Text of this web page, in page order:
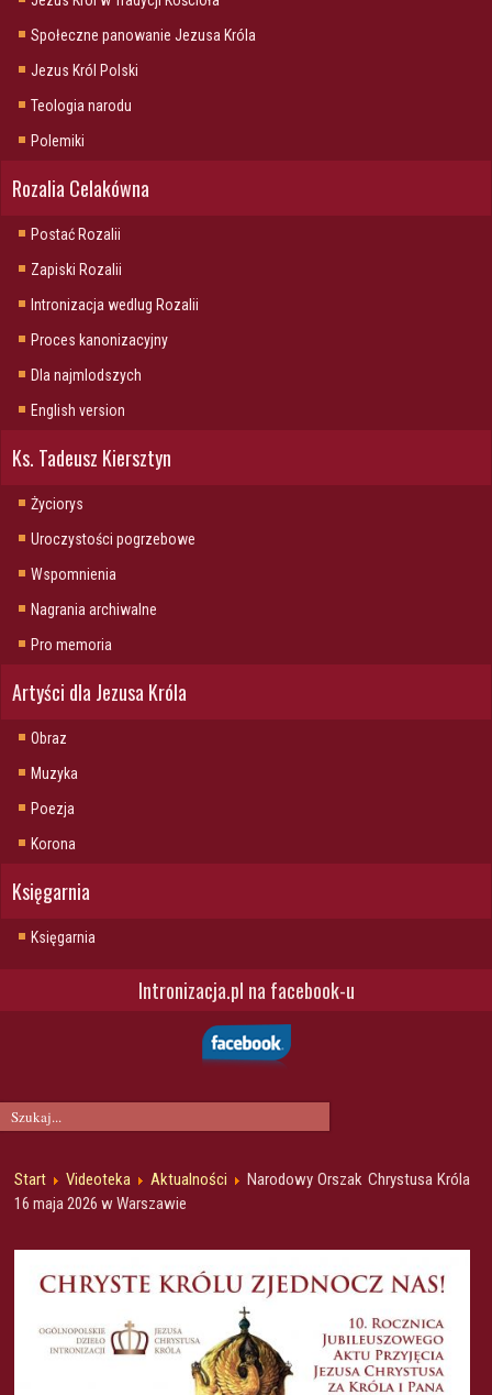
Społeczne panowanie Jezusa Króla
Jezus Król Polski
Teologia narodu
Polemiki
Rozalia Celakówna
Postać Rozalii
Zapiski Rozalii
Intronizacja wedlug Rozalii
Proces kanonizacyjny
Dla najmlodszych
English version
Ks. Tadeusz Kiersztyn
Życiorys
Uroczystości pogrzebowe
Wspomnienia
Nagrania archiwalne
Pro memoria
Artyści dla Jezusa Króla
Obraz
Muzyka
Poezja
Korona
Księgarnia
Księgarnia
Intronizacja.pl na facebook-u
Start Videoteka Aktualności
Narodowy Orszak Chrystusa Króla
16 maja 2026 w Warszawie